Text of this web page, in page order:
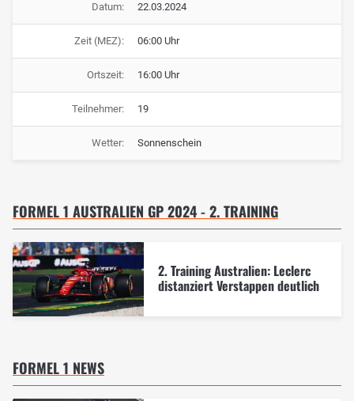
Datum: 22.03.2024
Zeit (MEZ): 06:00 Uhr
Ortszeit: 16:00 Uhr
Teilnehmer: 19
Wetter: Sonnenschein
FORMEL 1 AUSTRALIEN GP 2024 - 2. TRAINING
2. Training Australien: Leclerc
distanziert Verstappen deutlich
FORMEL 1 NEWS